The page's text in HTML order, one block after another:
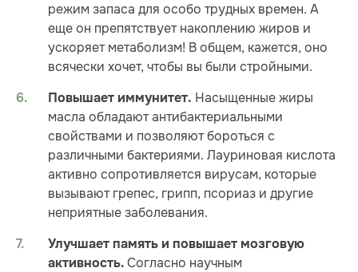
режим запаса для особо трудных времен. А
еще он препятствует накоплению жиров и
ускоряет метаболизм! В общем, кажется, оно
всячески хочет, чтобы вы были стройными.
Повышает иммунитет. Насыщенные жиры
масла обладают антибактериальными
свойствами и позволяют бороться с
различными бактериями. Лауриновая кислота
активно сопротивляется вирусам, которые
вызывают грепес, грипп, псориаз и другие
неприятные заболевания.
Улучшает память и повышает мозговую
активность. Согласно научным